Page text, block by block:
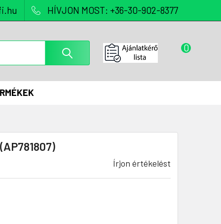
HÍVJON MOST: +36-30-902-8377
0
Írjon értékelést